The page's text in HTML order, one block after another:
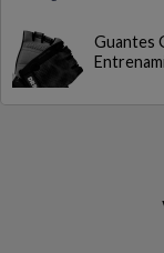
Guantes